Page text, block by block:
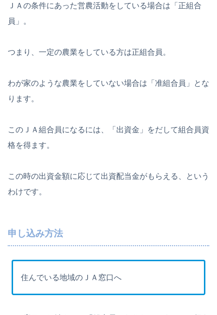
ＪＡの条件にあった営農活動をしている場合は「正組合
員」。
つまり、一定の農業をしている方は正組合員。
わが家のような農業をしていない場合は「准組合員」とな
ります。
このＪＡ組合員になるには、「出資金」をだして組合員資
格を得ます。
この時の出資金額に応じて出資配当金がもらえる、という
わけです。
申し込み方法
住んでいる地域のＪＡ窓口へ